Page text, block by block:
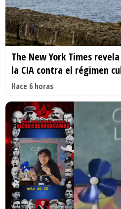
The New York Times
la CIA contra el régimen
Hace 6 horas